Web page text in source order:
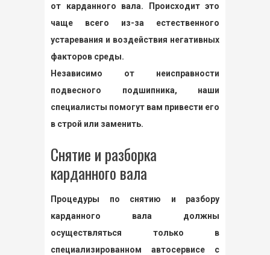
от карданного вала. Происходит это
чаще всего из-за естественного
устаревания и воздействия негативных
факторов среды.
Независимо от неисправности
подвесного подшипника, наши
специалисты помогут вам привести его
в строй или заменить.
Снятие и разборка
карданного вала
Процедуры по снятию и разбору
карданного вала должны
осуществляться только в
специализированном автосервисе с